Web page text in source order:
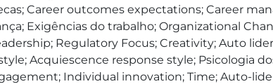
Career outcomes expectations; Career
Exigências do trabalho; Organizational
Regulatory Focus; Creativity; Auto
Acquiescence response style; Psicologia
Individual innovation; Time; Auto-